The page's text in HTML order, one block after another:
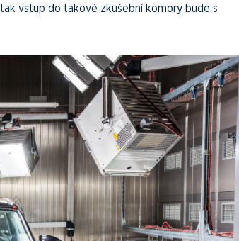
vstup do takové zkušební komory bude s